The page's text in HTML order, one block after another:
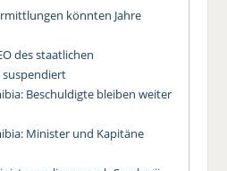
könnten Jahre
des staatlichen
suspendiert
Beschuldigte bleiben weiter
Minister und Kapitäne